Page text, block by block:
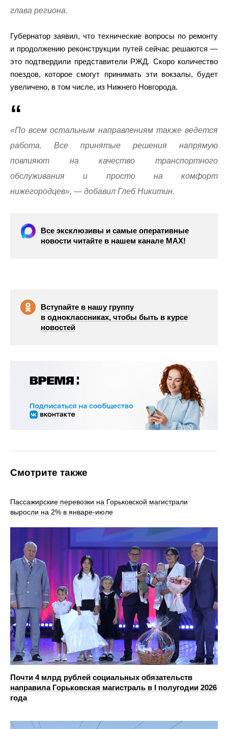
глава региона.
Губернатор заявил, что технические вопросы по ремонту
и продолжению реконструкции путей сейчас решаются —
это подтвердили представители РЖД. Скоро количество
поездов, которое смогут принимать эти вокзалы, будет
увеличено, в том числе, из Нижнего Новгорода.
«По всем остальным направлениям также ведется
работа. Все принятые решения напрямую
повлияют на качество транспортного
обслуживания и просто на комфорт
нижегородцев», — добавил Глеб Никитин.
Все эксклюзивы и самые оперативные
новости читайте в нашем канале МАХ!
Вступайте в нашу группу
в одноклассниках, чтобы быть в курсе
новостей
Смотрите также
Пассажирские перевозки на Горьковской магистрали
выросли на 2% в январе-июле
Почти 4 млрд рублей социальных обязательств
направила Горьковская магистраль в I полугодии 2026
года